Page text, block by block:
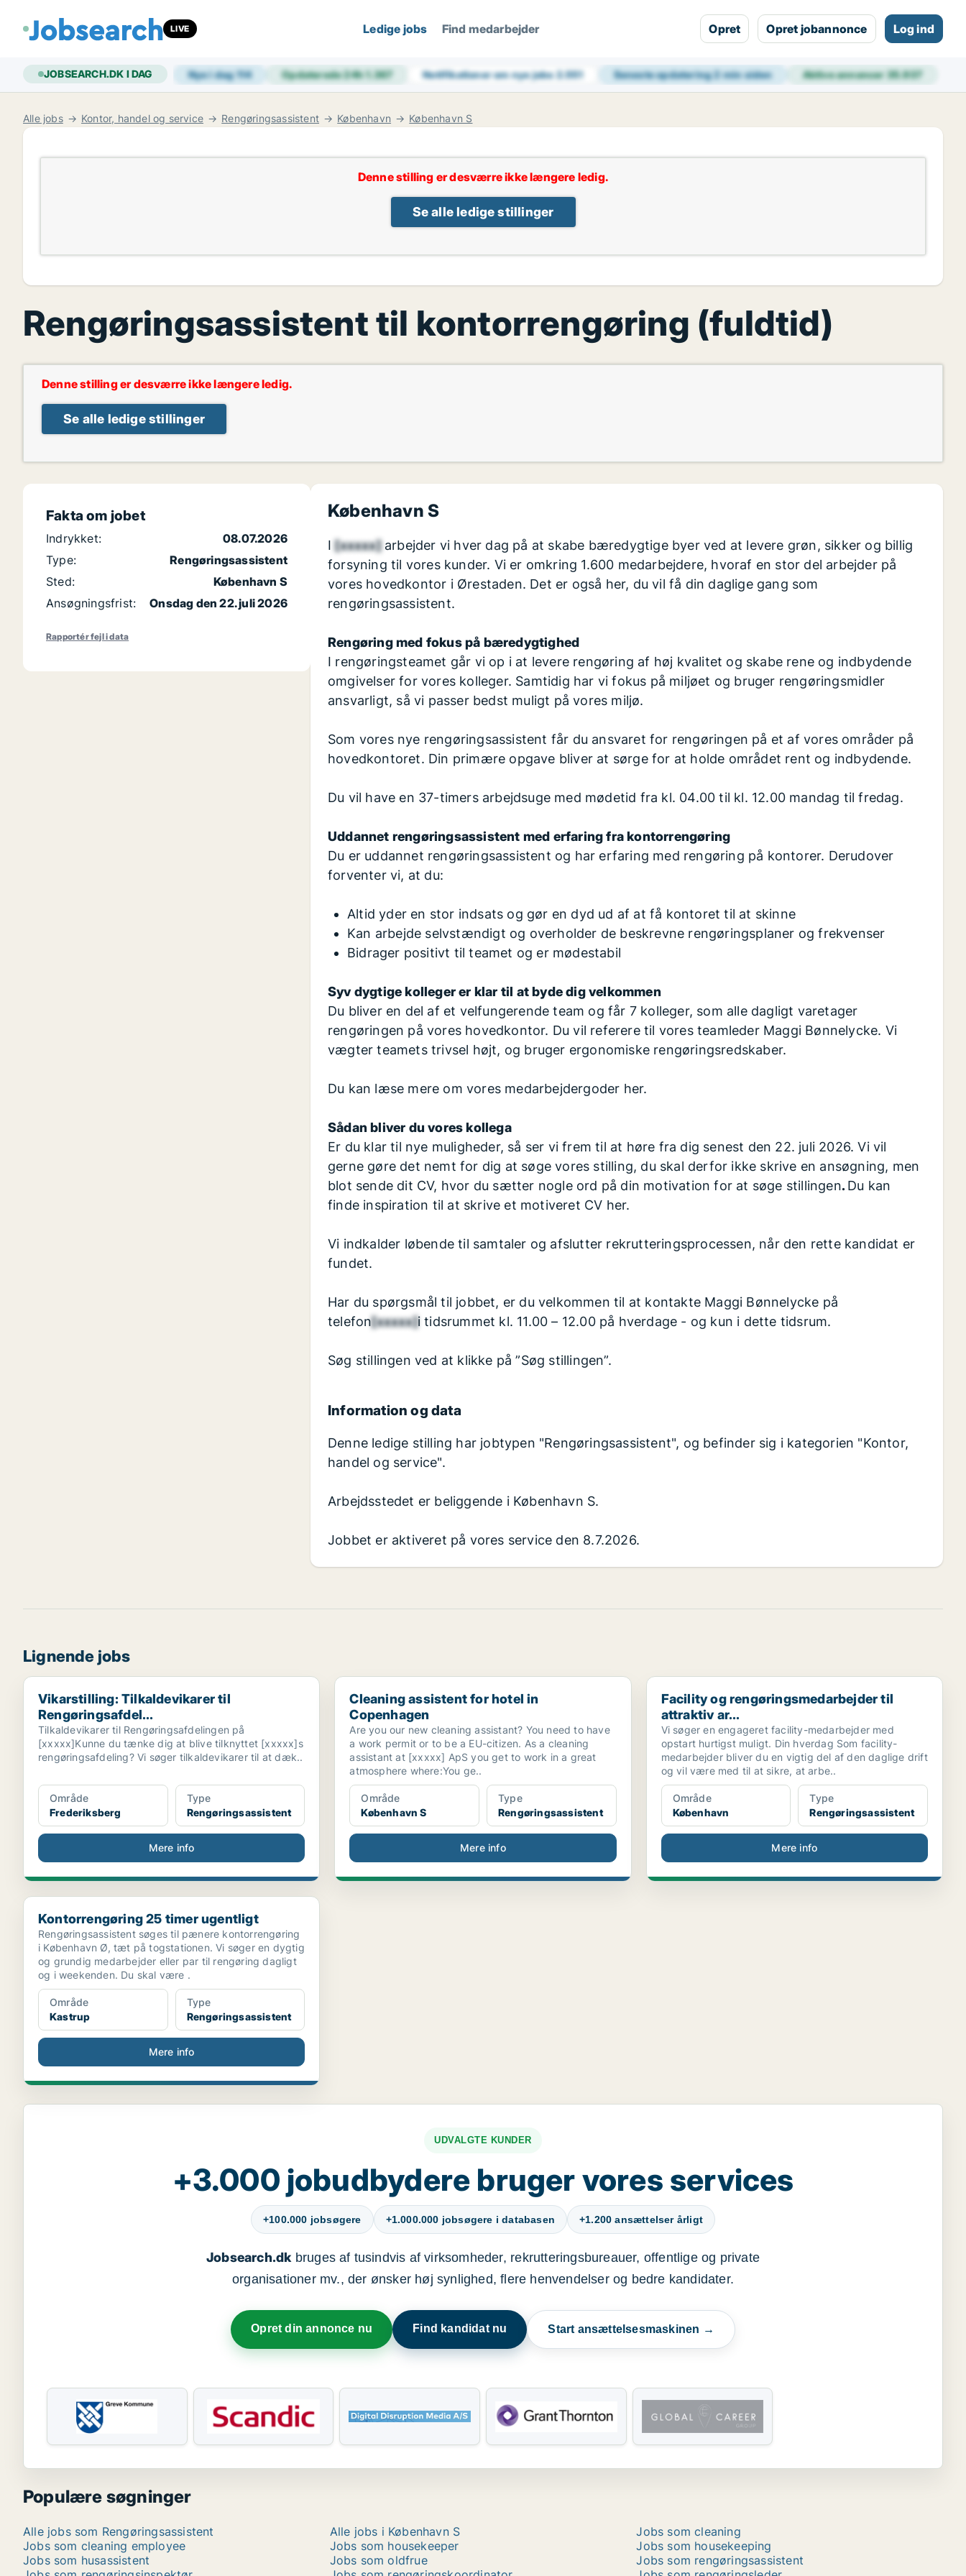
LIVE Ledige jobs Find medarbejder Opret Opret jobannonce Log ind
JOBSEARCH.DK I DAG Nye i dag114 Opdaterede 24h1.367 Notifikationer om nye jobs2.551 Seneste opdatering2 min siden Aktive annoncer 35.937
Alle jobs Kontor, handel og service Rengøringsassistent København København S
Denne stilling er desværre ikke længere ledig.
Se alle ledige stillinger
Rengøringsassistent til kontorrengøring (fuldtid)
Denne stilling er desværre ikke længere ledig.
Se alle ledige stillinger
København S
I[xxxxx]arbejder vi hver dag på at skabe bæredygtige byer ved at levere grøn, sikker og billig
forsyning til vores kunder. Vi er omkring 1.600 medarbejdere, hvoraf en stor del arbejder på
vores hovedkontor i Ørestaden. Det er også her, du vil få din daglige gang som
rengøringsassistent.
Rengøring med fokus på bæredygtighed
I rengøringsteamet går vi op i at levere rengøring af høj kvalitet og skabe rene og indbydende
omgivelser for vores kolleger. Samtidig har vi fokus på miljøet og bruger rengøringsmidler
ansvarligt, så vi passer bedst muligt på vores miljø.
Som vores nye rengøringsassistent får du ansvaret for rengøringen på et af vores områder på
hovedkontoret. Din primære opgave bliver at sørge for at holde området rent og indbydende.
Du vil have en 37-timers arbejdsuge med mødetid fra kl. 04.00 til kl. 12.00 mandag til fredag.
Uddannet rengøringsassistent med erfaring fra kontorrengøring
Du er uddannet rengøringsassistent og har erfaring med rengøring på kontorer. Derudover
forventer vi, at du:
Altid yder en stor indsats og gør en dyd ud af at få kontoret til at skinne
Kan arbejde selvstændigt og overholder de beskrevne rengøringsplaner og frekvenser
Bidrager positivt til teamet og er mødestabil
Syv dygtige kolleger er klar til at byde dig velkommen
Du bliver en del af et velfungerende team og får 7 kolleger, som alle dagligt varetager
rengøringen på vores hovedkontor. Du vil referere til vores teamleder Maggi Bønnelycke. Vi
vægter teamets trivsel højt, og bruger ergonomiske rengøringsredskaber.
Du kan læse mere om vores medarbejdergoder her.
Sådan bliver du vores kollega
Er du klar til nye muligheder, så ser vi frem til at høre fra dig senest den 22. juli 2026. Vi vil
gerne gøre det nemt for dig at søge vores stilling, du skal derfor ikke skrive en ansøgning, men
blot sende dit CV, hvor du sætter nogle ord på din motivation for at søge stillingen. Du kan
finde inspiration til at skrive et motiveret CV her.
Vi indkalder løbende til samtaler og afslutter rekrutteringsprocessen, når den rette kandidat er
fundet.
Har du spørgsmål til jobbet, er du velkommen til at kontakte Maggi Bønnelycke på
telefon[xxxxx]i tidsrummet kl. 11.00 – 12.00 på hverdage - og kun i dette tidsrum.
Søg stillingen ved at klikke på ”Søg stillingen”.
Information og data
Denne ledige stilling har jobtypen "Rengøringsassistent", og befinder sig i kategorien "Kontor,
handel og service".
Arbejdsstedet er beliggende i København S.
Jobbet er aktiveret på vores service den 8.7.2026.
Fakta om jobet
Indrykket:
08.07.2026
Type:
Rengøringsassistent
Sted:
København S
Ansøgningsfrist:
Onsdag den 22. juli 2026
Rapportér fejl i data
Lignende jobs
Vikarstilling: Tilkaldevikarer til Rengøringsafdel...
Vikarstilling: Tilkaldevikarer til
Rengøringsafdel...
Tilkaldevikarer til Rengøringsafdelingen på
[xxxxx]Kunne du tænke dig at blive tilknyttet [xxxxx]s
rengøringsafdeling? Vi søger tilkaldevikarer til at dæk..
Område
Frederiksberg
Type
Rengøringsassistent
Mere info
Cleaning assistent for hotel in Copenhagen
Cleaning assistent for hotel in
Copenhagen
Are you our new cleaning assistant? You need to have
a work permit or to be a EU-citizen. As a cleaning
assistant at [xxxxx] ApS you get to work in a great
atmosphere where:You ge..
Område
København S
Type
Rengøringsassistent
Mere info
Facility og rengøringsmedarbejder til attraktiv ar...
Facility og rengøringsmedarbejder til
attraktiv ar...
Vi søger en engageret facility-medarbejder med
opstart hurtigst muligt. Din hverdag Som facility-
medarbejder bliver du en vigtig del af den daglige drift
og vil være med til at sikre, at arbe..
Område
København
Type
Rengøringsassistent
Mere info
Kontorrengøring 25 timer ugentligt
Kontorrengøring 25 timer ugentligt
Rengøringsassistent søges til pænere kontorrengøring
i København Ø, tæt på togstationen. Vi søger en dygtig
og grundig medarbejder eller par til rengøring dagligt
og i weekenden. Du skal være .
Område
Kastrup
Type
Rengøringsassistent
Mere info
UDVALGTE KUNDER
+3.000 jobudbydere bruger vores services
+100.000 jobsøgere +1.000.000 jobsøgere i databasen +1.200 ansættelser årligt
Jobsearch.dkbruges af tusindvis af virksomheder, rekrutteringsbureauer, offentlige og private
organisationer mv., der ønsker høj synlighed, flere henvendelser og bedre kandidater.
Opret din annonce nu Find kandidat nu Start ansættelsesmaskinen →
Populære søgninger
Alle jobs som Rengøringsassistent Alle jobs i København S
Jobs som cleaning
Jobs som cleaning employee
Jobs som housekeeper
Jobs som housekeeping
Jobs som husassistent
Jobs som oldfrue
Jobs som rengøringsassistent